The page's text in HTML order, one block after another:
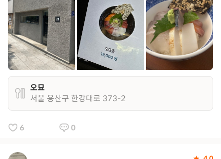
오묘
서울 용산구 한강대로 373-2
6 0